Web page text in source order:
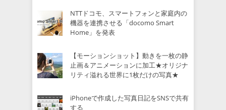
NTTドコモ、スマートフォンと家庭内の
機器を連携させる「docomo Smart
Home」を発表
【モーションショット】動きを一枚の静
止画＆アニメーションに加工★オリジナ
リティ溢れる世界に1枚だけの写真★
iPhoneで作成した写真日記をSNSで共有
する